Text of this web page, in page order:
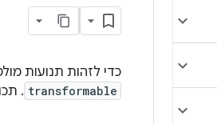
כדי לזהות תנועות
transformable
.